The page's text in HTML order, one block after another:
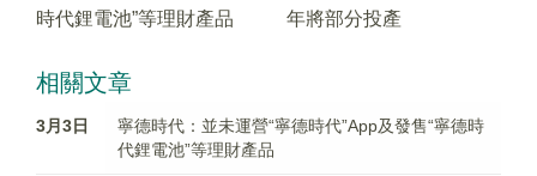
時代鋰電池”等理財產品
年將部分投產
相關文章
3月3日
寧德時代：並未運營“寧德時代”App及發售“寧德時
代鋰電池”等理財產品